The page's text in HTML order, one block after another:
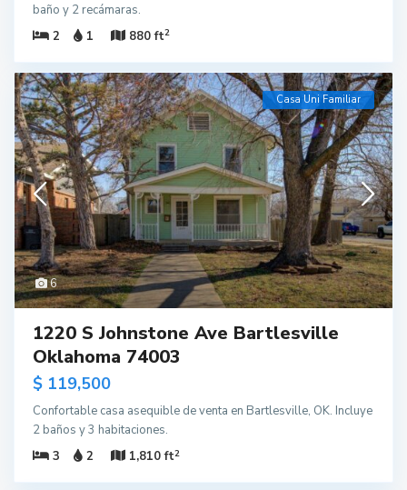
baño y 2 recámaras.
2
1 880 ft2
6
Casa Uni Familiar
1220 S Johnstone Ave Bartlesville
Oklahoma 74003
$ 119,500
Confortable casa asequible de venta en Bartlesville, OK. Incluye
2 baños y 3 habitaciones.
3
2 1,810 ft2